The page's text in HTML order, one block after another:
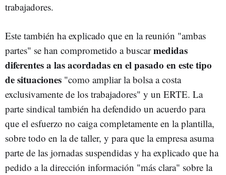
trabajadores.
Este también ha explicado que en la reunión "ambas
partes" se han comprometido a buscarmedidas
diferentes a las acordadas en el pasado en este tipo
de situaciones "como ampliar la bolsa a costa
exclusivamente de los trabajadores" y un ERTE. La
parte sindical también ha defendido un acuerdo para
que el esfuerzo no caiga completamente en la plantilla,
sobre todo en la de taller, y para que la empresa asuma
parte de las jornadas suspendidas y ha explicado que ha
pedido a la dirección información "más clara" sobre la